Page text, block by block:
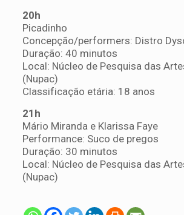
20h
Picadinho
Concepção/performers: Distro
Duração: 40 minutos
Local: Núcleo de Pesquisa das
(Nupac)
Classificação etária: 18 anos
21h
Mário Miranda e Klarissa Faye
Performance: Suco de pregos
Duração: 30 minutos
Local: Núcleo de Pesquisa das
(Nupac)